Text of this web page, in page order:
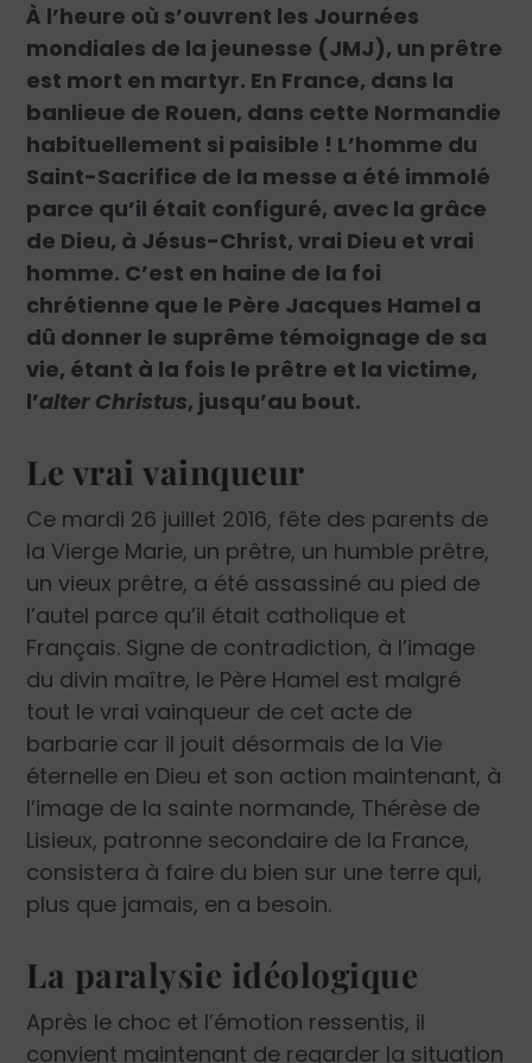
À l’heure où s’ouvrent les Journées
mondiales de la jeunesse (JMJ), un prêtre
est mort en martyr. En France, dans la
banlieue de Rouen, dans cette Normandie
habituellement si paisible ! L’homme du
Saint-Sacrifice de la messe a été immolé
parce qu’il était configuré, avec la grâce
de Dieu, à Jésus-Christ, vrai Dieu et vrai
homme. C’est en haine de la foi
chrétienne que le Père Jacques Hamel a
dû donner le suprême témoignage de sa
vie, étant à la fois le prêtre et la victime,
l’alter Christus, jusqu’au bout.
Le vrai vainqueur
Ce mardi 26 juillet 2016, fête des parents de
la Vierge Marie, un prêtre, un humble prêtre,
un vieux prêtre, a été assassiné au pied de
l’autel parce qu’il était catholique et
Français. Signe de contradiction, à l’image
du divin maître, le Père Hamel est malgré
tout le vrai vainqueur de cet acte de
barbarie car il jouit désormais de la Vie
éternelle en Dieu et son action maintenant, à
l’image de la sainte normande, Thérèse de
Lisieux, patronne secondaire de la France,
consistera à faire du bien sur une terre qui,
plus que jamais, en a besoin.
La paralysie idéologique
Après le choc et l’émotion ressentis, il
convient maintenant de regarder la situation